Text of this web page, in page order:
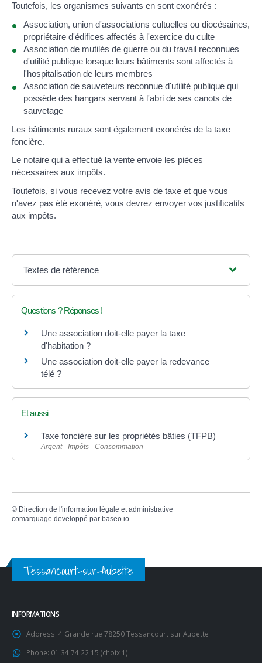
Toutefois, les organismes suivants en sont exonérés :
Association, union d'associations cultuelles ou diocésaines,
propriétaire d'édifices affectés à l'exercice du culte
Association de mutilés de guerre ou du travail reconnues
d'utilité publique lorsque leurs bâtiments sont affectés à
l'hospitalisation de leurs membres
Association de sauveteurs reconnue d'utilité publique qui
possède des hangars servant à l'abri de ses canots de
sauvetage
Les bâtiments ruraux sont également exonérés de la taxe
foncière.
Le notaire qui a effectué la vente envoie les pièces
nécessaires aux impôts.
Toutefois, si vous recevez votre avis de taxe et que vous
n'avez pas été exonéré, vous devrez envoyer vos justificatifs
aux impôts.
Textes de référence
Questions ? Réponses !
Une association doit-elle payer la taxe
d'habitation ?
Une association doit-elle payer la redevance
télé ?
Et aussi
Taxe foncière sur les propriétés bâties (TFPB)
Argent - Impôts - Consommation
© Direction de l'information légale et administrative
comarquage developpé par baseo.io
Tessancourt-sur-Aubette
INFORMATIONS
Address: 4 Grande rue 78250 Tessancourt sur Aubette
Phone: 01 34 74 22 15 (choix 1)